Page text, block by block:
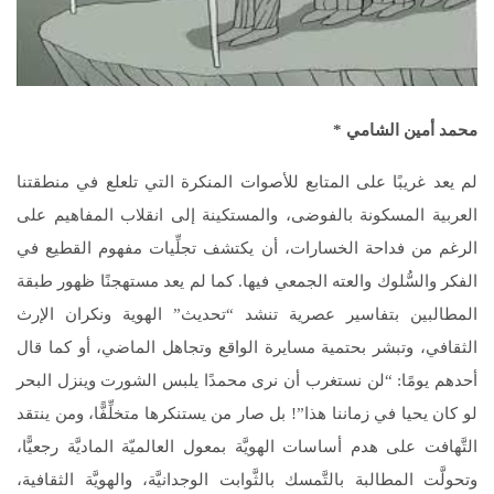
محمد أمين الشامي *
لم يعد غريبًا على المتابع للأصوات المنكرة التي تلعلع في منطقتنا
العربية المسكونة بالفوضى، والمستكينة إلى انقلاب المفاهيم على
الرغم من فداحة الخسارات، أن يكتشف تجلِّيات مفهوم القطيع في
الفكر والسُّلوك والعته الجمعي فيها. كما لم يعد مستهجنًا ظهور طبقة
المطالبين بتفاسير عصرية تنشد “تحديث” الهوية ونكران الإرث
الثقافي، وتبشر بحتمية مسايرة الواقع وتجاهل الماضي، أو كما قال
أحدهم يومًا: “لن نستغرب أن نرى محمدًا يلبس الشورت وينزل البحر
لو كان يحيا في زماننا هذا”! بل صار من يستنكرها متخلِّفًّا، ومن ينتقد
التَّهافت على هدم أساسات الهويَّة بمعول العالميّة الماديَّة رجعيًّا،
وتحولَّت المطالبة بالتَّمسك بالثَّوابت الوجدانيَّة، والهويَّة الثقافية،